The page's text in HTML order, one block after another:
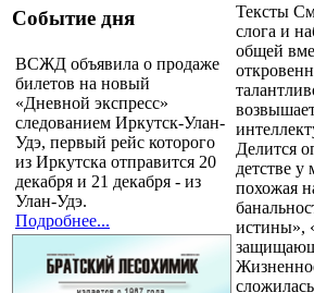
Событие дня
ВСЖД объявила о продаже
билетов на новый
«Дневной экспресс»
следованием Иркутск-Улан-
Удэ, первый рейс которого
из Иркутска отправится 20
декабря и 21 декабря - из
Улан-Удэ.
Подробнее...
Тексты
слога и
общей
Делится
детстве
похожая
истины»,